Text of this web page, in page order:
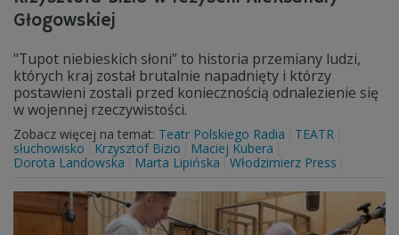
Głogowskiej
"Tupot niebieskich słoni” to historia przemiany ludzi,
których kraj został brutalnie napadnięty i którzy
postawieni zostali przed koniecznością odnalezienie się
w wojennej rzeczywistości.
Zobacz więcej na temat: Teatr Polskiego Radia
TEATR
słuchowisko
Krzysztof Bizio
Maciej Kubera
Dorota Landowska
Marta Lipińska Włodzimierz Press